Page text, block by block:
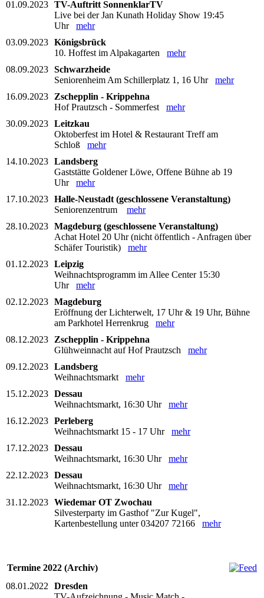
01.09.2023 TV-Auftritt SonnenklarTV
Live bei der Jan Kunath Holiday Show 19:45
Uhr mehr
03.09.2023 Königsbrück
10. Hoffest im Alpakagarten mehr
08.09.2023 Schwarzheide
Seniorenheim Am Schillerplatz 1, 16 Uhr mehr
16.09.2023
Zschepplin - Krippehna
Hof Prautzsch - Sommerfest mehr
30.09.2023 Leitzkau
Oktoberfest im Hotel & Restaurant Treff am
Schloß mehr
14.10.2023 Landsberg
Gaststätte Goldener Löwe, Offene Bühne ab 19
Uhr mehr
17.10.2023 Halle-Neustadt (geschlossene Veranstaltung)
Seniorenzentrum mehr
28.10.2023 Magdeburg (geschlossene Veranstaltung)
Achat Hotel 20 Uhr (nicht öffentlich - Anfragen über
Schäfer Touristik) mehr
01.12.2023 Leipzig
Weihnachtsprogramm im Allee Center 15:30
Uhr mehr
02.12.2023 Magdeburg
Eröffnung der Lichterwelt, 17 Uhr & 19 Uhr, Bühne
am Parkhotel Herrenkrug mehr
08.12.2023
Zschepplin - Krippehna
Glühweinnacht auf Hof Prautzsch mehr
09.12.2023 Landsberg
Weihnachtsmarkt mehr
15.12.2023 Dessau
Weihnachtsmarkt, 16:30 Uhr mehr
16.12.2023 Perleberg
Weihnachtsmarkt 15 - 17 Uhr mehr
17.12.2023 Dessau
Weihnachtsmarkt, 16:30 Uhr mehr
22.12.2023 Dessau
Weihnachtsmarkt, 16:30 Uhr mehr
31.12.2023 Wiedemar OT Zwochau
Silvesterparty im Gasthof "Zur Kugel",
Kartenbestellung unter 034207 72166 mehr
Termine 2022 (Archiv)
08.01.2022
Dresden